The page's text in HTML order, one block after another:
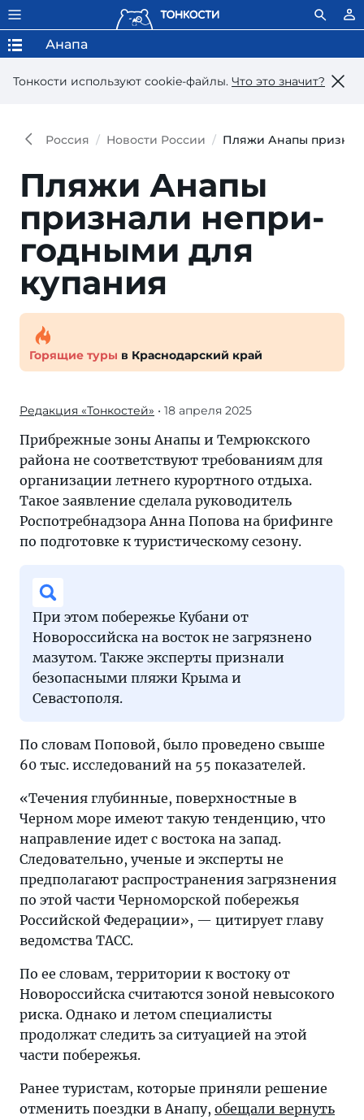
Тонкости используют сookie-файлы. Что это значит?
Анапа
Россия Новости России Пляжи Анапы
Пляжи Анапы
приз­на­ли не­при­
год­ны­ми для
купания
Горящие туры в Краснодарский край
Редакция «Тонкостей» • 18 апреля 2025
Прибрежные зоны Анапы и Темрюкского
района не соответствуют требованиям для
организации летнего курортного отдыха.
Такое заявление сделала руководитель
Роспотребнадзора Анна Попова на брифинге
по подготовке к туристическому сезону.
При этом побережье Кубани от
Новороссийска на восток не загрязнено
мазутом. Также эксперты признали
безопасными пляжи Крыма и
Севастополя.
По словам Поповой, было проведено свыше
60 тыс. исследований на 55 показателей.
«Течения глубинные, поверхностные в
Черном море имеют такую тенденцию, что
направление идет с востока на запад.
Следовательно, ученые и эксперты не
предполагают распространения загрязнения
по этой части Черноморской побережья
Российской Федерации», — цитирует главу
ведомства ТАСС.
По ее словам, территории к востоку от
Новороссийска считаются зоной невысокого
риска. Однако и летом специалисты
продолжат следить за ситуацией на этой
части побережья.
Ранее туристам, которые приняли решение
отменить поездки в Анапу, обещали вернуть